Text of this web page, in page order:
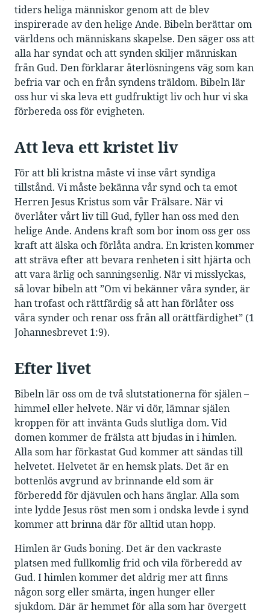
tiders heliga människor genom att de blev
inspirerade av den helige Ande. Bibeln berättar om
världens och människans skapelse. Den säger oss att
alla har syndat och att synden skiljer människan
från Gud. Den förklarar återlösningens väg som kan
befria var och en från syndens träldom. Bibeln lär
oss hur vi ska leva ett gudfruktigt liv och hur vi ska
förbereda oss för evigheten.
Att leva ett kristet liv
För att bli kristna måste vi inse vårt syndiga
tillstånd. Vi måste bekänna vår synd och ta emot
Herren Jesus Kristus som vår Frälsare. När vi
överlåter vårt liv till Gud, fyller han oss med den
helige Ande. Andens kraft som bor inom oss ger oss
kraft att älska och förlåta andra. En kristen kommer
att sträva efter att bevara renheten i sitt hjärta och
att vara ärlig och sanningsenlig. När vi misslyckas,
så lovar bibeln att ”Om vi bekänner våra synder, är
han trofast och rättfärdig så att han förlåter oss
våra synder och renar oss från all orättfärdighet” (1
Johannesbrevet 1:9).
Efter livet
Bibeln lär oss om de två slutstationerna för själen –
himmel eller helvete. När vi dör, lämnar själen
kroppen för att invänta Guds slutliga dom. Vid
domen kommer de frälsta att bjudas in i himlen.
Alla som har förkastat Gud kommer att sändas till
helvetet. Helvetet är en hemsk plats. Det är en
bottenlös avgrund av brinnande eld som är
förberedd för djävulen och hans änglar. Alla som
inte lydde Jesus röst men som i ondska levde i synd
kommer att brinna där för alltid utan hopp.
Himlen är Guds boning. Det är den vackraste
platsen med fullkomlig frid och vila förberedd av
Gud. I himlen kommer det aldrig mer att finns
någon sorg eller smärta, ingen hunger eller
sjukdom. Där är hemmet för alla som har övergett